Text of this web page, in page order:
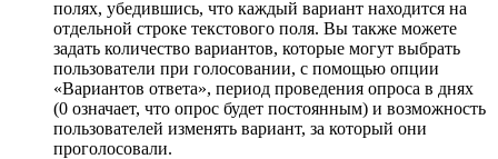
полях, убедившись, что каждый вариант находится на
отдельной строке текстового поля. Вы также можете
задать количество вариантов, которые могут выбрать
пользователи при голосовании, с помощью опции
«Вариантов ответа», период проведения опроса в днях
(0 означает, что опрос будет постоянным) и возможность
пользователей изменять вариант, за который они
проголосовали.